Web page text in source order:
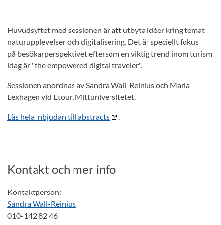
Huvudsyftet med sessionen är att utbyta idéer kring temat
naturupplevelser och digitalisering. Det är speciellt fokus
på besökarperspektivet eftersom en viktig trend inom turism
idag är "the empowered digital traveler".
Sessionen anordnas av Sandra Wall-Reinius och Maria
Lexhagen vid Etour, Mittuniversitetet.
Läs hela inbjudan till abstracts .
Kontakt och mer info
Kontaktperson:
Sandra Wall-Reinius
010-142 82 46